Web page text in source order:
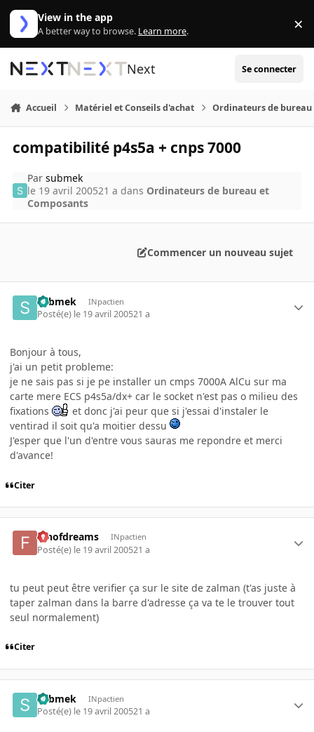
Aller au contenu
View in the app
A better way to browse. Learn more. ×
Next Se connecter
Accueil Matériel et Conseils d'achat Ordinateurs de bureau
compatibilité p4s5a + cnps 7000
Parsubmek
le 19 avril 200521 a dans Ordinateurs de bureau et
Composants
Commencer un nouveau sujet
submek INpactien
Posté(e) le 19 avril 200521 a
Bonjour à tous,
j'ai un petit probleme:
je ne sais pas si je pe installer un cmps 7000A AlCu sur ma
carte mere ECS p4s5a/dx+ car le socket n'est pas o milieu des
fixations
et donc j'ai peur que si j'essai d'instaler le
ventirad il soit qu'a moitier dessu
J'esper que l'un d'entre vous sauras me repondre et merci
d'avance!
Citer
fanofdreams INpactien
Posté(e) le 19 avril 200521 a
tu peut peut être verifier ça sur le site de zalman (t'as juste à
taper zalman dans la barre d'adresse ça va te le trouver tout
seul normalement)
Citer
submek INpactien
Posté(e) le 19 avril 200521 a